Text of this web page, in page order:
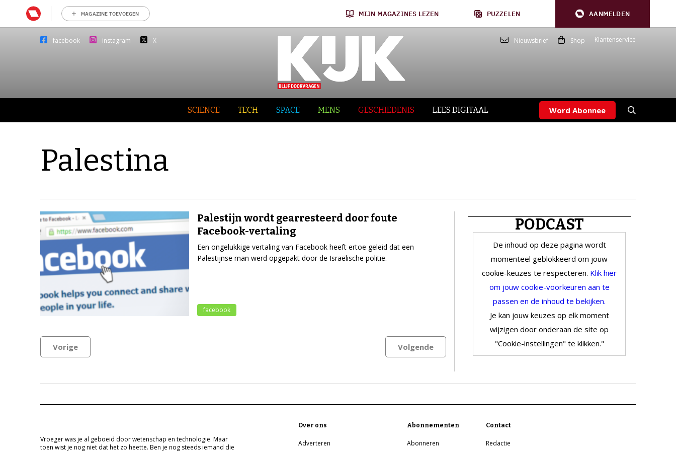
MAGAZINE TOEVOEGEN MIJN MAGAZINES LEZEN PUZZELEN AANMELDEN
facebook instagram X Nieuwsbrief Shop Klantenservice
SCIENCE TECH SPACE MENS GESCHIEDENIS LEES DIGITAAL Word Abonnee
Palestina
Palestijn wordt gearresteerd door foute
Facebook-vertaling
Een ongelukkige vertaling van Facebook heeft ertoe geleid dat een
Palestijnse man werd opgepakt door de Israëlische politie.
facebook
Vorige Volgende
PODCAST
De inhoud op deze pagina wordt
momenteel geblokkeerd om jouw
cookie-keuzes te respecteren. Klik hier
om jouw cookie-voorkeuren aan te
passen en de inhoud te bekijken.
Je kan jouw keuzes op elk moment
wijzigen door onderaan de site op
"Cookie-instellingen" te klikken."
Vroeger was je al geboeid door wetenschap en technologie. Maar
toen wist je nog niet dat het zo heette. Ben je nog steeds iemand die
Over ons
Adverteren
Abonnementen
Abonneren
Contact
Redactie